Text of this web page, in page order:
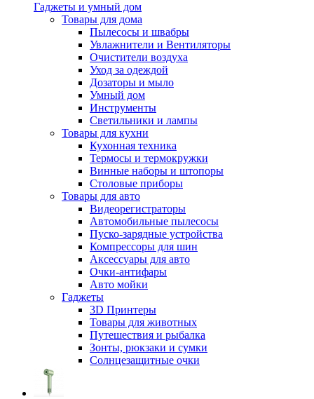
Гаджеты и умный дом
Товары для дома
Пылесосы и швабры
Увлажнители и Вентиляторы
Очистители воздуха
Уход за одеждой
Дозаторы и мыло
Умный дом
Инструменты
Светильники и лампы
Товары для кухни
Кухонная техника
Термосы и термокружки
Винные наборы и штопоры
Столовые приборы
Товары для авто
Видеорегистраторы
Автомобильные пылесосы
Пуско-зарядные устройства
Компрессоры для шин
Аксессуары для авто
Очки-антифары
Авто мойки
Гаджеты
3D Принтеры
Товары для животных
Путешествия и рыбалка
Зонты, рюкзаки и сумки
Солнцезащитные очки